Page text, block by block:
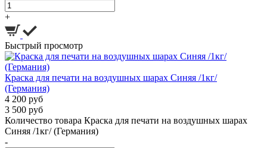
+
Быстрый просмотр
Краска для печати на воздушных шарах Синяя /1кг/
(Германия)
4 200 руб
3 500 руб
Количество товара Краска для печати на воздушных шарах
Синяя /1кг/ (Германия)
-